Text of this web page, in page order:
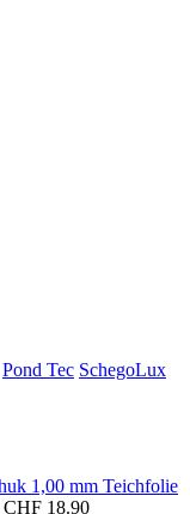
Pond Tec SchegoLux
Teichfolie
CHF 18.90